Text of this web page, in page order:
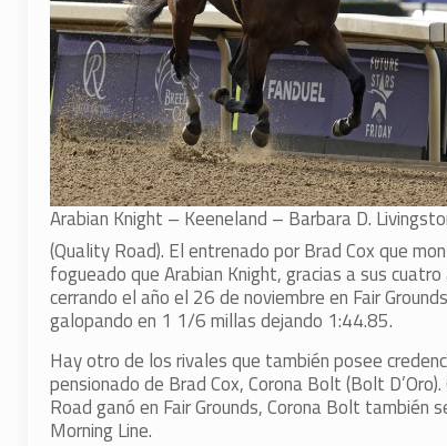
Arabian Knight – Keeneland – Barbara D.
(Quality Road). El entrenado por Brad Cox que
fogueado que Arabian Knight, gracias a sus
cerrando el año el 26 de noviembre en Fair
galopando en 1 1/6 millas dejando 1:44.85.
Hay otro de los rivales que también posee
pensionado de Brad Cox, Corona Bolt (Bolt
Road ganó en Fair Grounds, Corona Bolt también
Morning Line.